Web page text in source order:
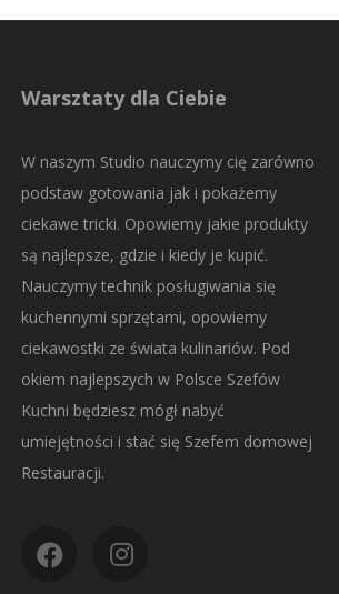
Warsztaty dla Ciebie
W naszym Studio nauczymy cię zarówno
podstaw gotowania jak i pokażemy
ciekawe tricki. Opowiemy jakie produkty
są najlepsze, gdzie i kiedy je kupić.
Nauczymy technik posługiwania się
kuchennymi sprzętami, opowiemy
ciekawostki ze świata kulinariów. Pod
okiem najlepszych w Polsce Szefów
Kuchni będziesz mógł nabyć
umiejętności i stać się Szefem domowej
Restauracji.